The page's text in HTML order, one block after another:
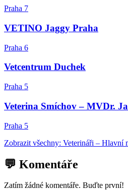
Praha 7
VETINO Jaggy Praha
Praha 6
Vetcentrum Duchek
Praha 5
Veterina Smíchov – MVDr.
Praha 5
Zobrazit všechny: Veterináři – Hlavní
💬 Komentáře
Zatím žádné komentáře. Buďte první!